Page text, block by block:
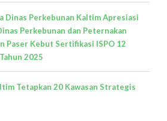
Dinas Perkebunan Kaltim Apresiasi
Perkebunan dan Peternakan
Paser Kebut Sertifikasi ISPO 12
2025
Tetapkan 20 Kawasan Strategis